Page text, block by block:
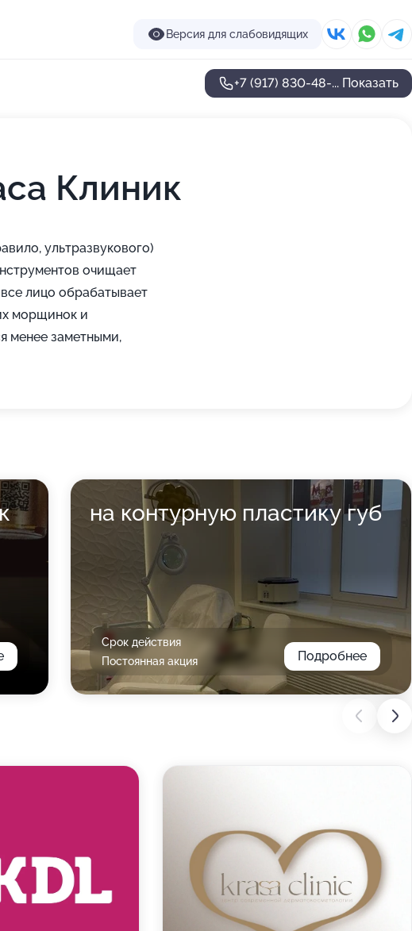
Версия для слабовидящих
+7 (917) 830-48-... Показать
Клиник
ультразвукового)
очищает
лицо обрабатывает
морщинок и
менее заметными,
на контурную пластику губ
Срок действия
Постоянная акция
Подробнее